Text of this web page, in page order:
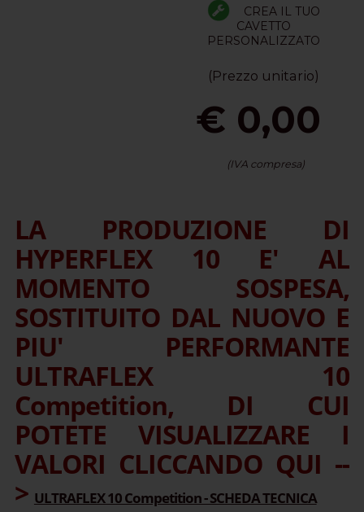
CREA IL TUO
CAVETTO
PERSONALIZZATO
(Prezzo unitario)
€ 0,00
(IVA compresa)
LA PRODUZIONE DI
HYPERFLEX 10 E' AL
MOMENTO SOSPESA,
SOSTITUITO DAL NUOVO E
PIU' PERFORMANTE
ULTRAFLEX 10
Competition, DI CUI
POTETE VISUALIZZARE I
VALORI CLICCANDO QUI --
> ULTRAFLEX 10 Competition - SCHEDA TECNICA